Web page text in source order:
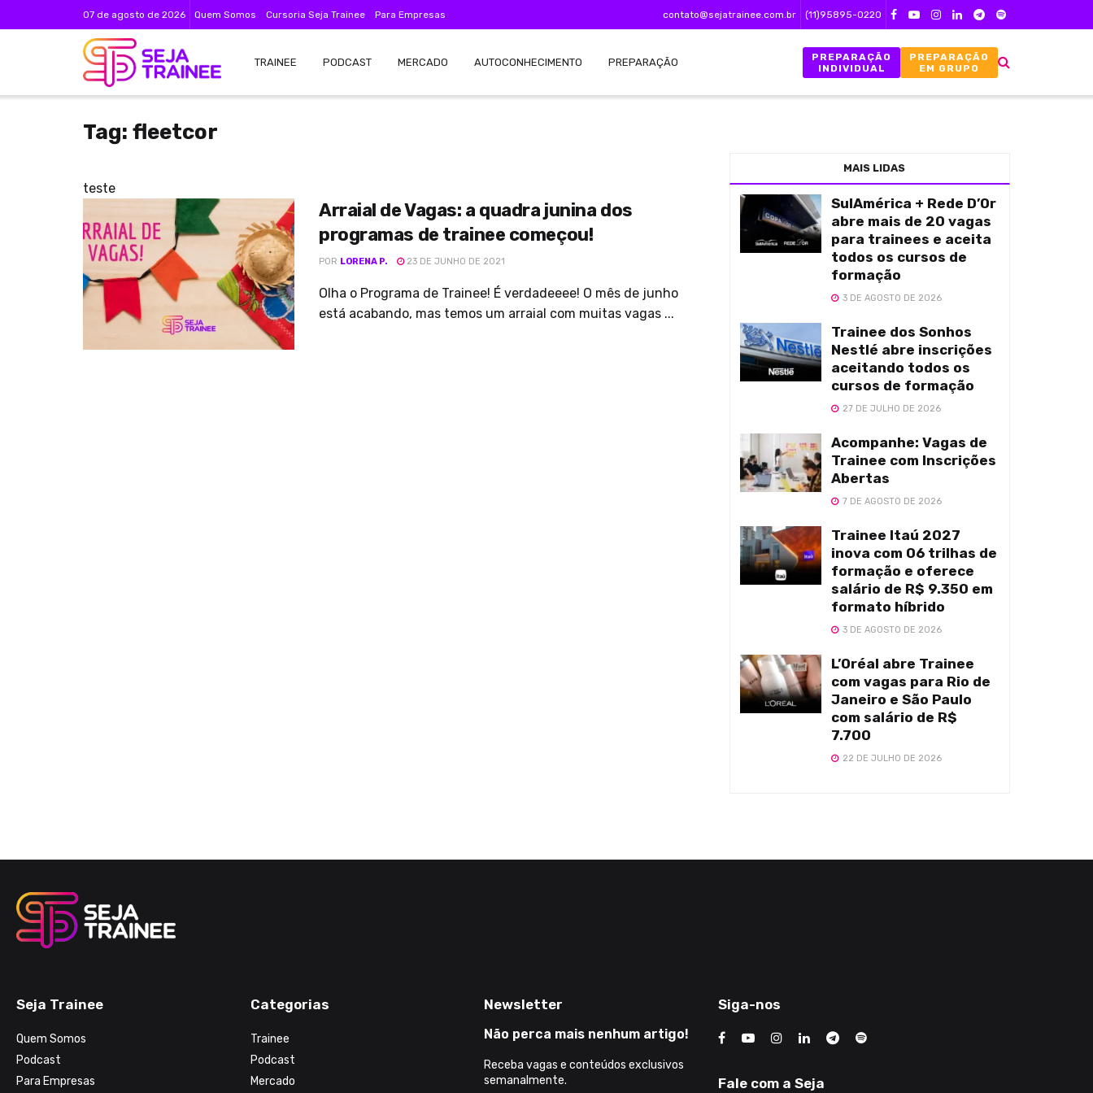
07 de agosto de 2026 Quem Somos Cursoria Seja Trainee Para Empresas contato@sejatrainee.com.br (11)95895-0220
TRAINEE PODCAST MERCADO AUTOCONHECIMENTO PREPARAÇÃO
PREPARAÇÃO
INDIVIDUAL
PREPARAÇÃO
EM GRUPO
Tag: fleetcor
teste
Arraial de Vagas: a quadra junina dos
programas de trainee começou!
POR LORENA P. 23 DE JUNHO DE 2021
Olha o Programa de Trainee! É verdadeeee! O mês de junho
está acabando, mas temos um arraial com muitas vagas ...
MAIS LIDAS
SulAmérica + Rede D’Or
abre mais de 20 vagas
para trainees e aceita
todos os cursos de
formação
3 DE AGOSTO DE 2026
Trainee dos Sonhos
Nestlé abre inscrições
aceitando todos os
cursos de formação
27 DE JULHO DE 2026
Acompanhe: Vagas de
Trainee com Inscrições
Abertas
7 DE AGOSTO DE 2026
Trainee Itaú 2027
inova com 06 trilhas de
formação e oferece
salário de R$ 9.350 em
formato híbrido
3 DE AGOSTO DE 2026
L’Oréal abre Trainee
com vagas para Rio de
Janeiro e São Paulo
com salário de R$
7.700
22 DE JULHO DE 2026
Seja Trainee
Quem Somos
Podcast
Para Empresas
Categorias
Trainee
Podcast
Mercado
Newsletter
Não perca mais nenhum artigo!
Receba vagas e conteúdos exclusivos
semanalmente.
Siga-nos
Fale com a Seja